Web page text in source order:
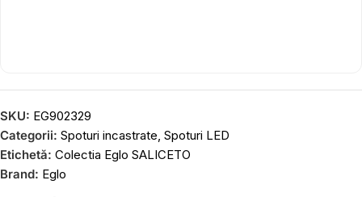
SKU: EG902329
Categorii: Spoturi incastrate, Spoturi LED
Etichetă: Colectia Eglo SALICETO
Brand: Eglo